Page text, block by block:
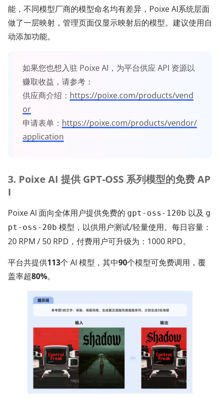
能，不同模型厂商的模型命名均有差异，Poixe AI系统层面
做了一层映射，管理页面仅显示映射后的模型。建议使用自
动添加功能。
如果您也想入驻 Poixe AI，为平台供应 API 资源以
赚取收益，请参考：
供应商介绍： https://poixe.com/products/vend
or
申请表单： https://poixe.com/products/vendor/
application
3. Poixe AI 提供 GPT-OSS 系列模型的免费 AP
I
Poixe AI 面向全体用户提供免费的 gpt-oss-120b 以及 g
pt-oss-20b 模型，以供用户测试/轻量使用。每日容量：
20 RPM / 50 RPD，付费用户可升级为：1000 RPD。
平台共提供113个 AI 模型，其中90个模型可免费调用，覆
盖率超80%。